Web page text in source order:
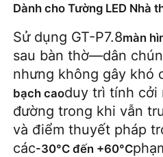
Dành cho Tường LED Nhà
Sử dụng GT-P7.8màn
sau bàn thờ—dân
nhưng không gây khó
bạch caoduy trì tính cởi
đường trong khi vẫn
và điểm thuyết pháp
các-30°C đến +60°C